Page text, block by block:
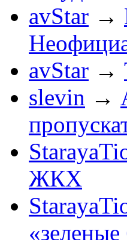
avStar →
avStar →
slevin →
ЖКХ